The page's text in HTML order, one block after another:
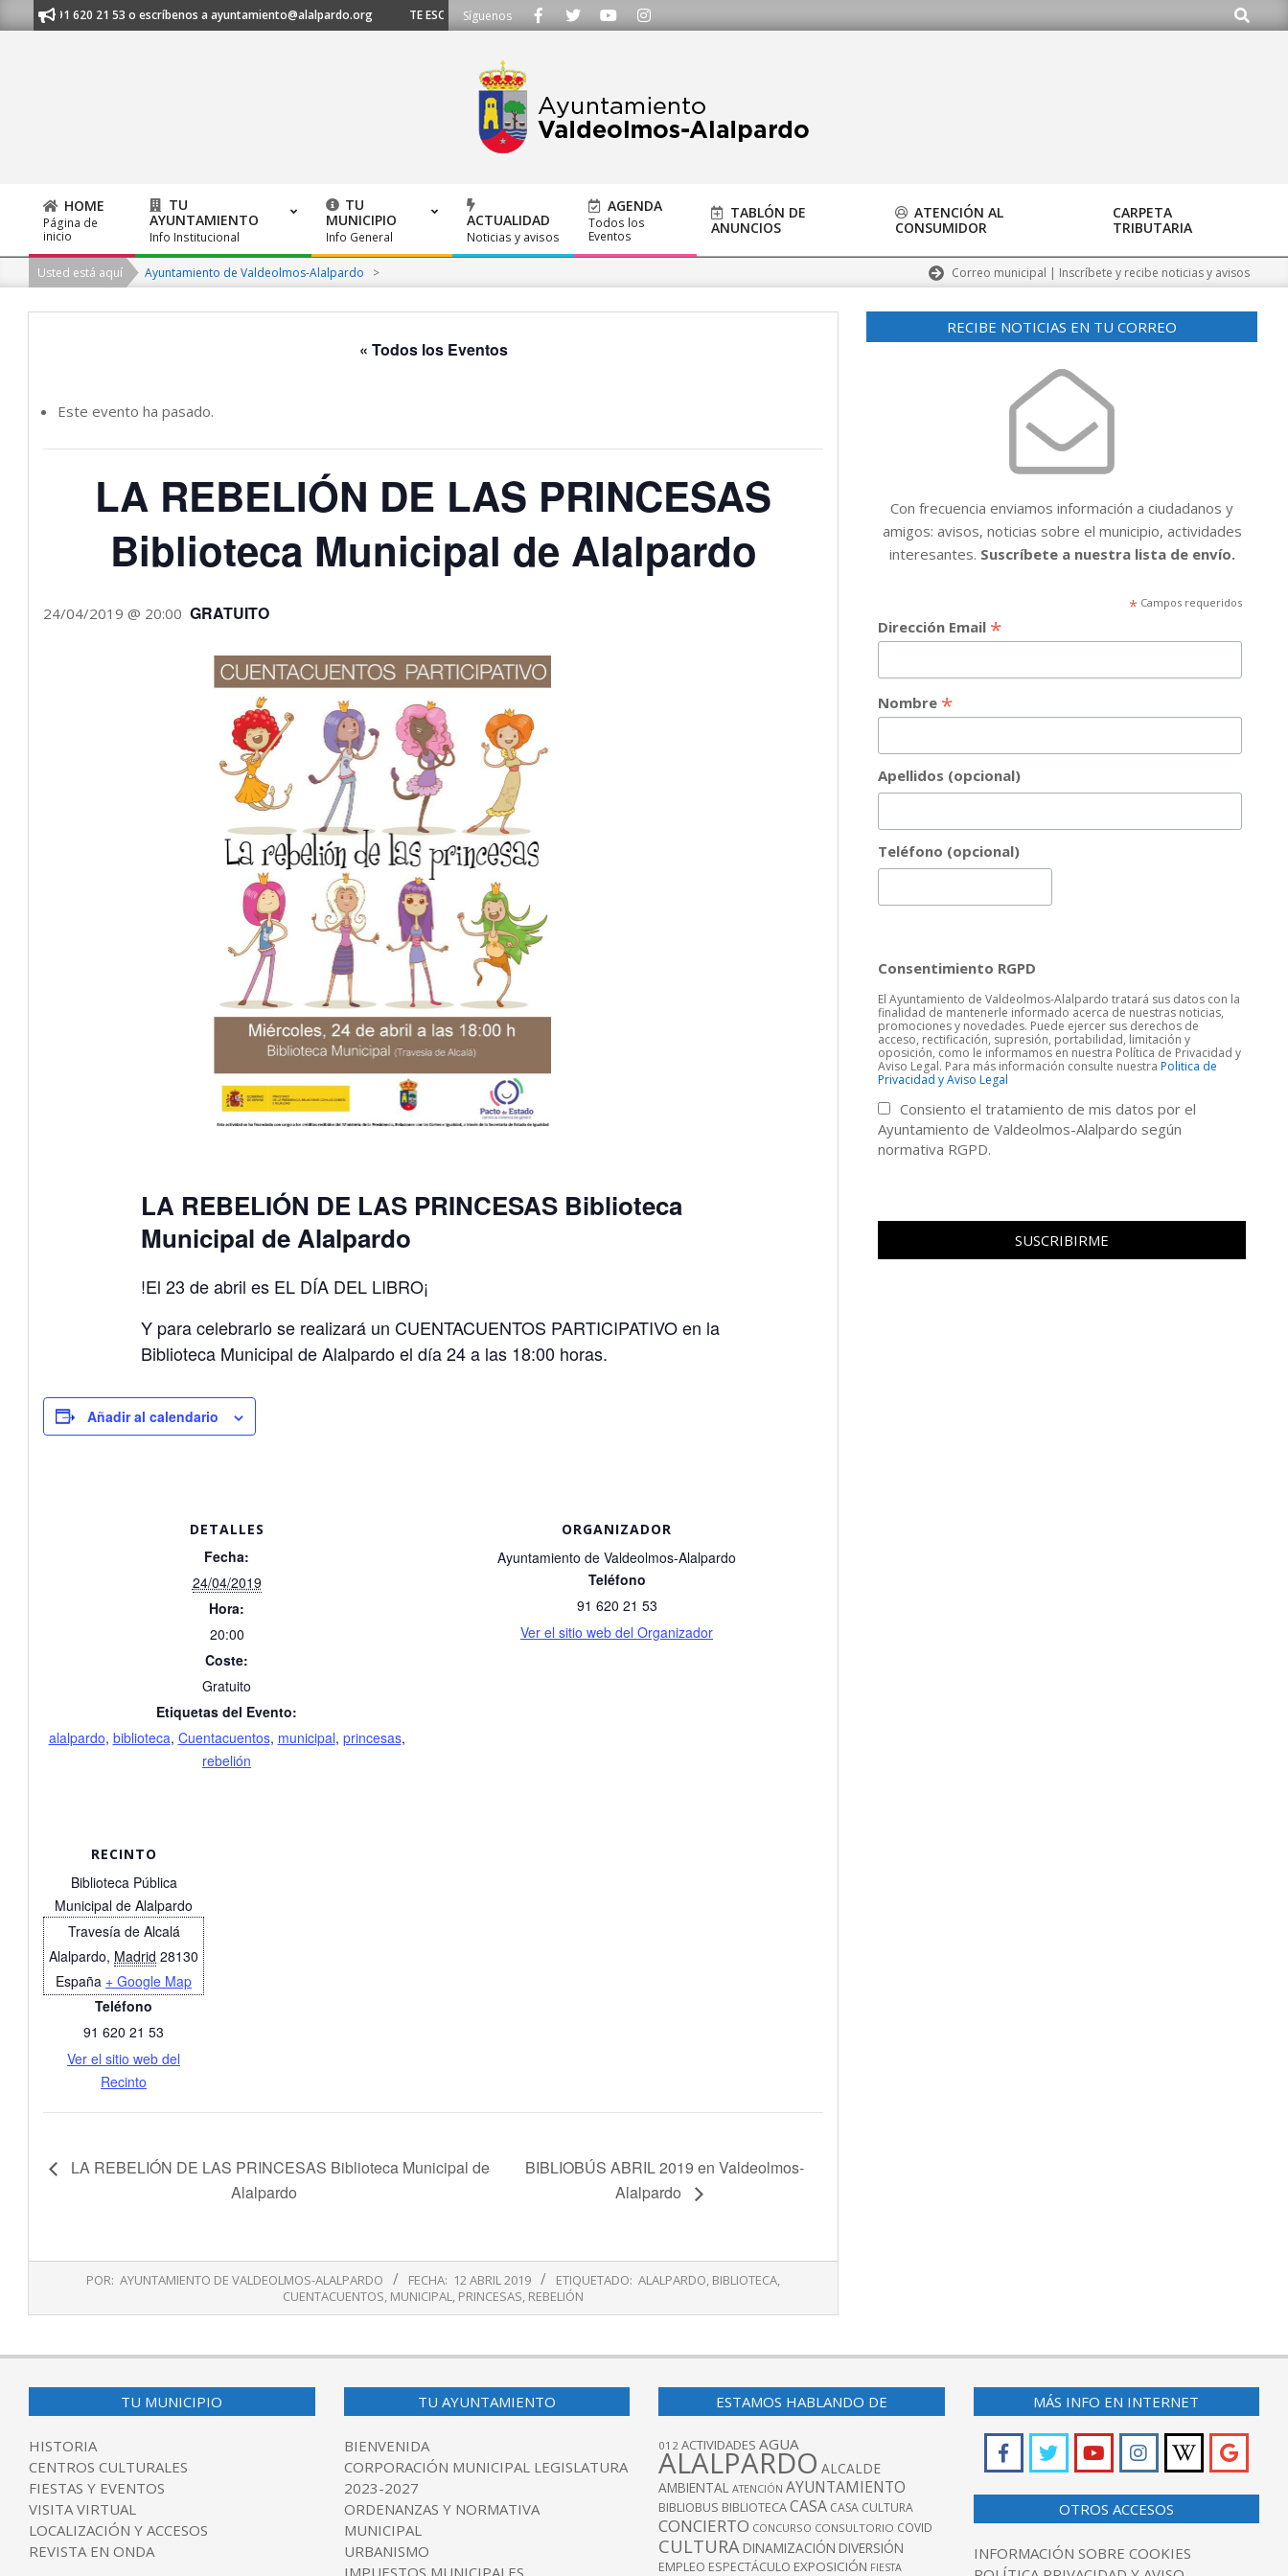
to
al 91 620 21 53 o escríbenos a ayuntamiento@alalpardo.org TE ESCUCHAMOS - Llámanos al 91 620 21 53 o escríbenos a ayuntamiento@alalpardo.org
Síguenos Buscar
Primary
Navigation
Menu
HOME
Página de
inicio
TU
AYUNTAMIENTO
Info Institucional
TU
MUNICIPIO
Info General
ACTUALIDAD
Noticias y avisos
AGENDA
Todos los
Eventos
TABLÓN DE
ANUNCIOS
ATENCIÓN AL
CONSUMIDOR
CARPETA
TRIBUTARIA
Usted está aquí Ayuntamiento de Valdeolmos-Alalpardo > Correo municipal | Inscríbete y recibe noticias y avisos
« Todos los Eventos
Este evento ha pasado.
LA REBELIÓN DE LAS PRINCESAS
Biblioteca Municipal de Alalpardo
24/04/2019 @ 20:00 GRATUITO
LA REBELIÓN DE LAS PRINCESAS Biblioteca
Municipal de Alalpardo
!El 23 de abril es EL DÍA DEL LIBRO¡
Y para celebrarlo se realizará un CUENTACUENTOS PARTICIPATIVO en la
Biblioteca Municipal de Alalpardo el día 24 a las 18:00 horas.
Añadir al calendario
DETALLES
Fecha:
24/04/2019
Hora:
20:00
Coste:
Gratuito
Etiquetas del Evento:
alalpardo, biblioteca, Cuentacuentos, municipal, princesas,
rebelión
ORGANIZADOR
Ayuntamiento de Valdeolmos-Alalpardo
Teléfono
91 620 21 53
Ver el sitio web del Organizador
RECINTO
Biblioteca Pública
Municipal de Alalpardo
Travesía de Alcalá
Alalpardo, Madrid 28130
España + Google Map
Teléfono
91 620 21 53
Ver el sitio web del
Recinto
LA REBELIÓN DE LAS PRINCESAS Biblioteca Municipal de
Alalpardo
BIBLIOBÚS ABRIL 2019 en Valdeolmos-
Alalpardo
12
POR: AYUNTAMIENTO DE VALDEOLMOS-ALALPARDO FECHA: 12 ABRIL 2019 ETIQUETADO: ALALPARDO, BIBLIOTECA,
CUENTACUENTOS, MUNICIPAL, PRINCESAS, REBELIÓN
RECIBE NOTICIAS EN TU CORREO
Con frecuencia enviamos información a ciudadanos y
amigos: avisos, noticias sobre el municipio, actividades
interesantes. Suscríbete a nuestra lista de envío.
* Campos requeridos
Dirección Email *
Nombre *
Apellidos (opcional)
Teléfono (opcional)
Consentimiento RGPD
El Ayuntamiento de Valdeolmos-Alalpardo tratará sus datos con la
finalidad de mantenerle informado acerca de nuestras noticias,
promociones y novedades. Puede ejercer sus derechos de
acceso, rectificación, supresión, portabilidad, limitación y
oposición, como le informamos en nuestra Política de Privacidad y
Aviso Legal. Para más información consulte nuestraPolitica de
Privacidad y Aviso Legal
Consiento el tratamiento de mis datos por el
Ayuntamiento de Valdeolmos-Alalpardo según
normativa RGPD.
TU MUNICIPIO
HISTORIA
CENTROS CULTURALES
FIESTAS Y EVENTOS
VISITA VIRTUAL
LOCALIZACIÓN Y ACCESOS
REVISTA EN ONDA
TU AYUNTAMIENTO
BIENVENIDA
CORPORACIÓN MUNICIPAL LEGISLATURA
2023-2027
ORDENANZAS Y NORMATIVA
MUNICIPAL
URBANISMO
ESTAMOS HABLANDO DE
012 ACTIVIDADES AGUA
ALALPARDO ALCALDE
AMBIENTAL ATENCIÓN AYUNTAMIENTO
BIBLIOBUS BIBLIOTECACASA CASA CULTURA
CONCIERTO CONCURSO CONSULTORIO COVID
CULTURA DINAMIZACIÓN DIVERSIÓN
EMPLEO ESPECTÁCULO EXPOSICIÓN FIESTA
MÁS INFO EN INTERNET
OTROS ACCESOS
INFORMACIÓN SOBRE COOKIES